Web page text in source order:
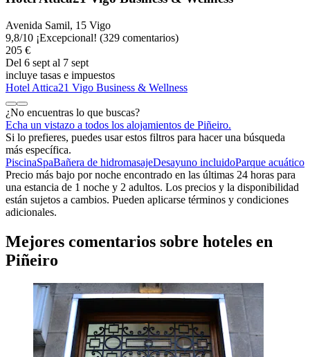
Avenida Samil, 15 Vigo
9,8/10 ¡Excepcional! (329 comentarios)
205 €
Del 6 sept al 7 sept
incluye tasas e impuestos
Hotel Attica21 Vigo Business & Wellness
¿No encuentras lo que buscas?
Echa un vistazo a todos los alojamientos de Piñeiro.
Si lo prefieres, puedes usar estos filtros para hacer una búsqueda
más específica.
PiscinaSpaBañera de hidromasajeDesayuno incluidoParque acuático
Precio más bajo por noche encontrado en las últimas 24 horas para
una estancia de 1 noche y 2 adultos. Los precios y la disponibilidad
están sujetos a cambios. Pueden aplicarse términos y condiciones
adicionales.
Mejores comentarios sobre hoteles en
Piñeiro